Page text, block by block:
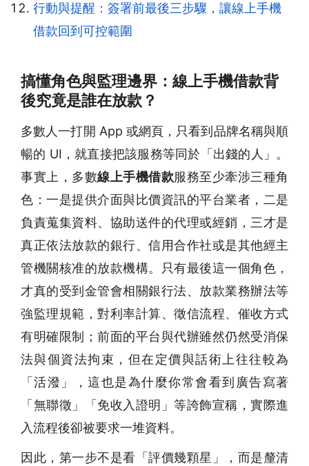
行動與提醒：簽署前最後三步驟，讓線上手機
借款回到可控範圍
搞懂角色與監理邊界：線上手機借款背
後究竟是誰在放款？
多數人一打開 App 或網頁，只看到品牌名稱與順
暢的 UI，就直接把該服務等同於「出錢的人」。
事實上，多數線上手機借款服務至少牽涉三種角
色：一是提供介面與比價資訊的平台業者，二是
負責蒐集資料、協助送件的代理或經銷，三才是
真正依法放款的銀行、信用合作社或是其他經主
管機關核准的放款機構。只有最後這一個角色，
才真的受到金管會相關銀行法、放款業務辦法等
強監理規範，對利率計算、徵信流程、催收方式
有明確限制；前面的平台與代辦雖然仍然受消保
法與個資法拘束，但在定價與話術上往往較為
「活潑」，這也是為什麼你常會看到廣告寫著
「無聯徵」「免收入證明」等誇飾宣稱，實際進
入流程後卻被要求一堆資料。
因此，第一步不是看「評價幾顆星」，而是釐清